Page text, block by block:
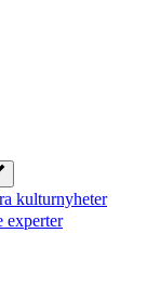
kulturnyheter
experter